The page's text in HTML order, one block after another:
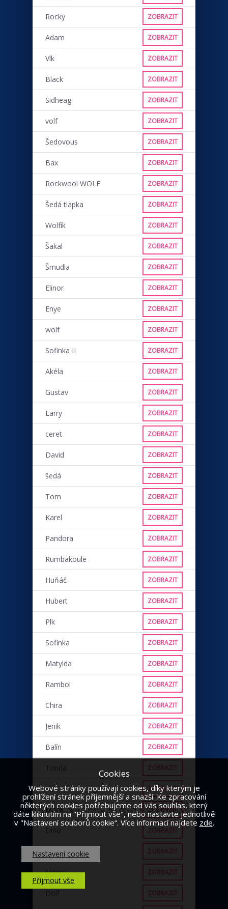
Rocky ZOBRAZIT
Adam ZOBRAZIT
Vlk ZOBRAZIT
Black ZOBRAZIT
Sidheag ZOBRAZIT
volf ZOBRAZIT
Šedovous ZOBRAZIT
Bax ZOBRAZIT
Rockwool WOLF ZOBRAZIT
Šedá tlapka ZOBRAZIT
Wolfík ZOBRAZIT
Šakal ZOBRAZIT
Šmudla ZOBRAZIT
Elinor ZOBRAZIT
Enye ZOBRAZIT
wolf ZOBRAZIT
Sofinka II ZOBRAZIT
Akéla ZOBRAZIT
Gustav ZOBRAZIT
Larry ZOBRAZIT
ceret ZOBRAZIT
David ZOBRAZIT
šedá ZOBRAZIT
Tom ZOBRAZIT
Karel ZOBRAZIT
Pandora ZOBRAZIT
Rumbakoule ZOBRAZIT
Huňáč ZOBRAZIT
Hubert ZOBRAZIT
Plk ZOBRAZIT
Sofinka ZOBRAZIT
Matylda ZOBRAZIT
Ramboi ZOBRAZIT
Chira ZOBRAZIT
Jenik ZOBRAZIT
Balín ZOBRAZIT
Tonda ZOBRAZIT
VLK ZOBRAZIT
Black ZOBRAZIT
Dino ZOBRAZIT
Punťa ZOBRAZIT
Monty ZOBRAZIT
Dolf ZOBRAZIT
Cookies
Webové stránky používají cookies, díky kterým je
prohlížení stránek příjemnější a snazší. Ke zpracování
některých cookies potřebujeme od vás souhlas, který
dáte kliknutím na "Přijmout vše", nebo nastavte jednotlivě
v "Nastavení souborů cookie“. Více informací najdete zde.
Nastavení cookie
Přijmout vše